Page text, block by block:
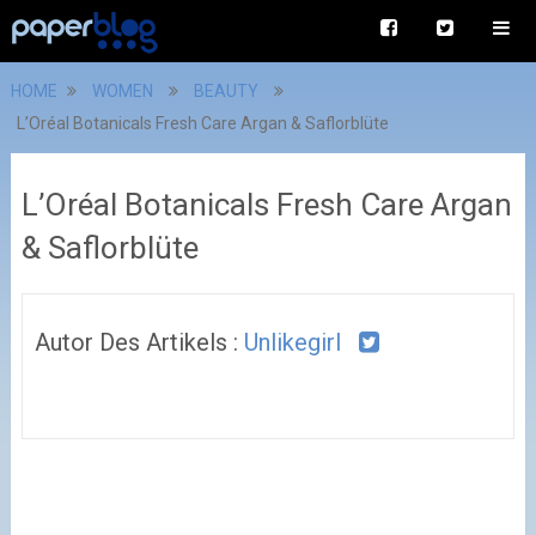
HOME WOMEN
BEAUTY
L’Oréal Botanicals Fresh Care Argan & Saflorblüte
L’Oréal Botanicals Fresh Care Argan
& Saflorblüte
Autor Des Artikels : Unlikegirl